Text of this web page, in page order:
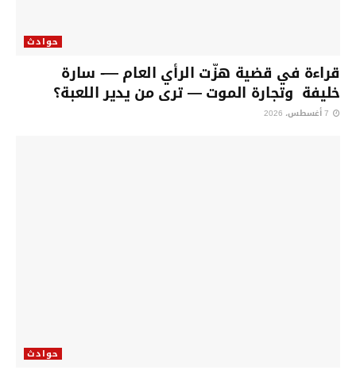
حوادث
قراءة في قضية هزّت الرأي العام —- سارة
خليفة وتجارة الموت — ترى من يدير اللعبة؟
حوادث